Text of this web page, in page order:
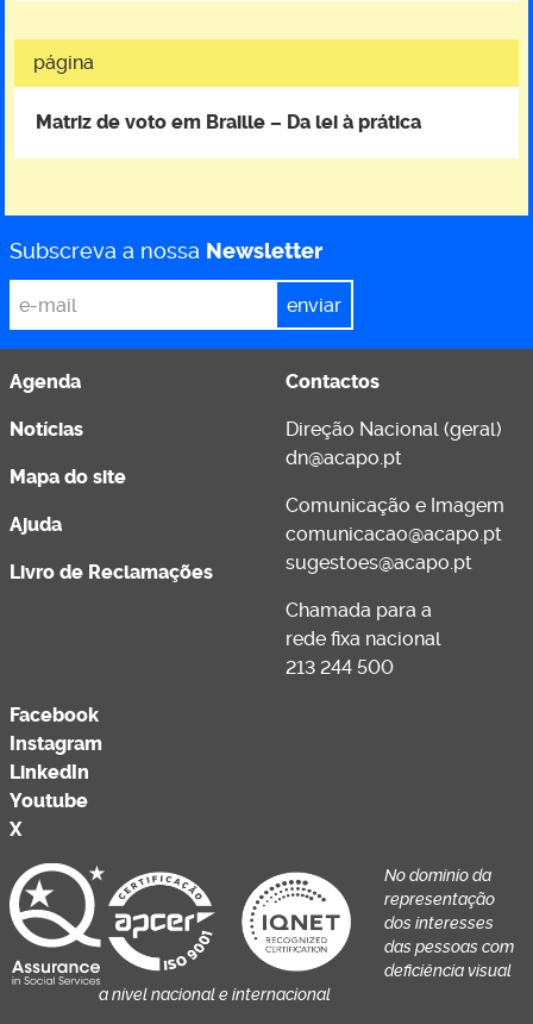
página
Matriz de voto em Braille – Da lei à prática
Subscreva a nossa Newsletter
Email*
Agenda
Notícias
Mapa do site
Ajuda
Livro de Reclamações
Contactos
Direção Nacional (geral)
dn@acapo.pt
Comunicação e Imagem
comunicacao@acapo.pt
sugestoes@acapo.pt
Chamada para a
rede fixa nacional
213 244 500
Facebook
Instagram
LinkedIn
Youtube
X
No domínio da
representação
dos interesses
das pessoas com
deficiência visual
a nível nacional e internacional